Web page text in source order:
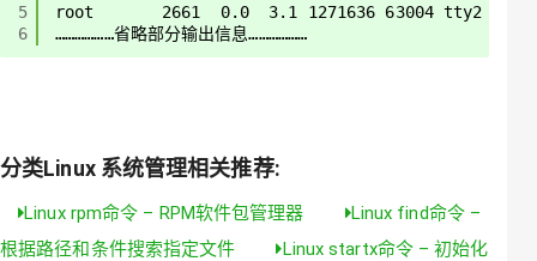
5
6
root       2661  0.0  3.1 1271636 63004 tty2
………………省略部分输出信息………………
分类Linux 系统管理相关推荐:
Linux rpm命令 – RPM软件包管理器
Linux find命令 –
根据路径和条件搜索指定文件
Linux startx命令 – 初始化